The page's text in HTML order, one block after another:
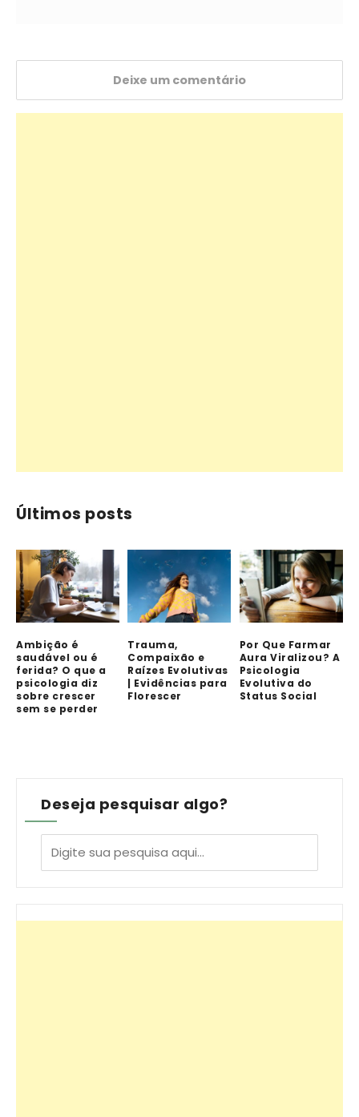
Deixe um comentário
Últimos posts
Ambição é
saudável ou é
ferida? O que a
psicologia diz
sobre crescer
sem se perder
Trauma,
Compaixão e
Raízes Evolutivas
| Evidências para
Florescer
Por Que Farmar
Aura Viralizou? A
Psicologia
Evolutiva do
Status Social
Deseja pesquisar algo?